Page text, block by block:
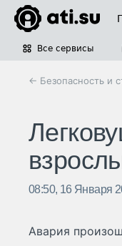
Все сервисы
← Безопасность и
08:50, 16 Января
Авария